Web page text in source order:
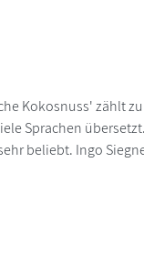
Kokosnuss' zählt
Sprachen
beliebt. Ingo